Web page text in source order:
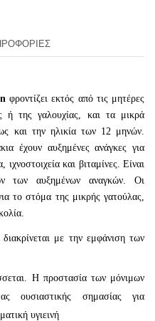
φροντίζει εκτός από τις μητέρες
ή της γαλουχίας, και τα μικρά
και την ηλικία των 12 μηνών.
έχουν αυξημένες ανάγκες για
και βιταμίνες. Είναι
των αυξημένων αναγκών. Οι
το στόμα της μικρής γατούλας,
με την εμφάνιση των
Η προστασία των μόνιμων
ουσιαστικής σημασίας για
υγιεινή